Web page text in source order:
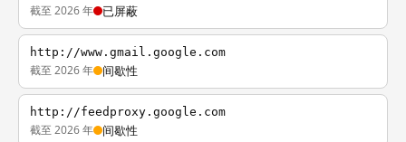
截至 2026 年 已屏蔽
http://www.gmail.google.com
截至 2026 年 间歇性
http://feedproxy.google.com
截至 2026 年 间歇性